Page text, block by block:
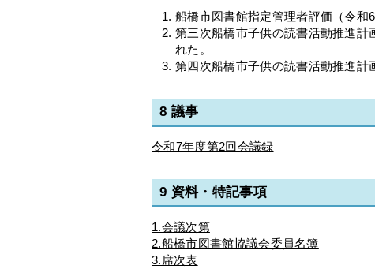
船橋市図書館指定管理者評価（令和
第三次船橋市子供の読書活動推進計
れた。
第四次船橋市子供の読書活動推進計
8 議事
令和7年度第2回会議録
9 資料・特記事項
1.会議次第
2.船橋市図書館協議会委員名簿
3.席次表